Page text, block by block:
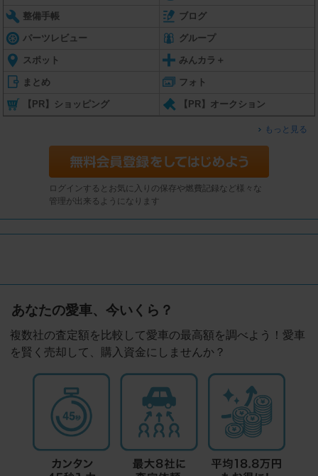
整備手帳 ブログ
パーツレビュー グループ
スポット みんカラ＋
まとめ フォト
【PR】ショッピング 【PR】オークション
もっと見る
ログインするとお気に入りの保存や燃費記録など様々な
管理が出来るようになります
あなたの愛車、今いくら？
複数社の査定額を比較して愛車の最高額を調べよう！愛車
を賢く売却して、購入資金にしませんか？